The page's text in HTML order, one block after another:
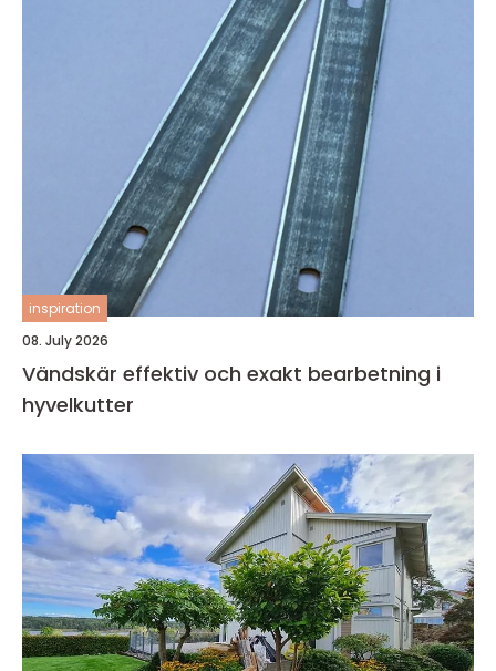
inspiration
08. July 2026
Vändskär effektiv och exakt bearbetning i
hyvelkutter